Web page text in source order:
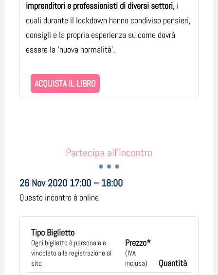
imprenditori e professionisti di diversi settori, i
quali durante il lockdown hanno condiviso pensieri,
consigli e la propria esperienza su come dovrà
essere la ‘nuova normalità’.
ACQUISTA IL LIBRO
Partecipa all'incontro
26 Nov 2020 17:00 – 18:00
Questo incontro è online
Tipo Biglietto
Ogni biglietto è personale e
vincolato alla registrazione al
sito
Prezzo*
(IVA
inclusa)
Quantità